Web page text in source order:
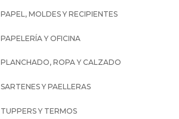
PAPEL, MOLDES Y RECIPIENTES
PAPELERÍA Y OFICINA
PLANCHADO, ROPA Y CALZADO
SARTENES Y PAELLERAS
TUPPERS Y TERMOS